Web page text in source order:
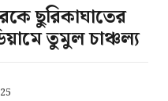
ছুরিকাঘাতের
তুমুল চাঞ্চল্য